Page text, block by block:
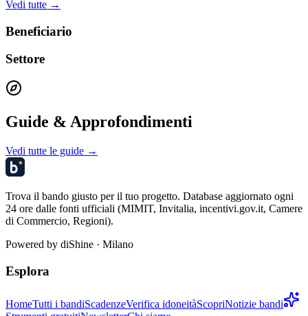
Vedi tutte →
Beneficiario
Settore
Guide & Approfondimenti
Vedi tutte le guide →
Trova il bando giusto per il tuo progetto. Database aggiornato ogni
24 ore dalle fonti ufficiali (MIMIT, Invitalia, incentivi.gov.it, Camere
di Commercio, Regioni).
Powered by diShine · Milano
Esplora
HomeTutti i bandiScadenzeVerifica idoneitàScopriNotizie bandi